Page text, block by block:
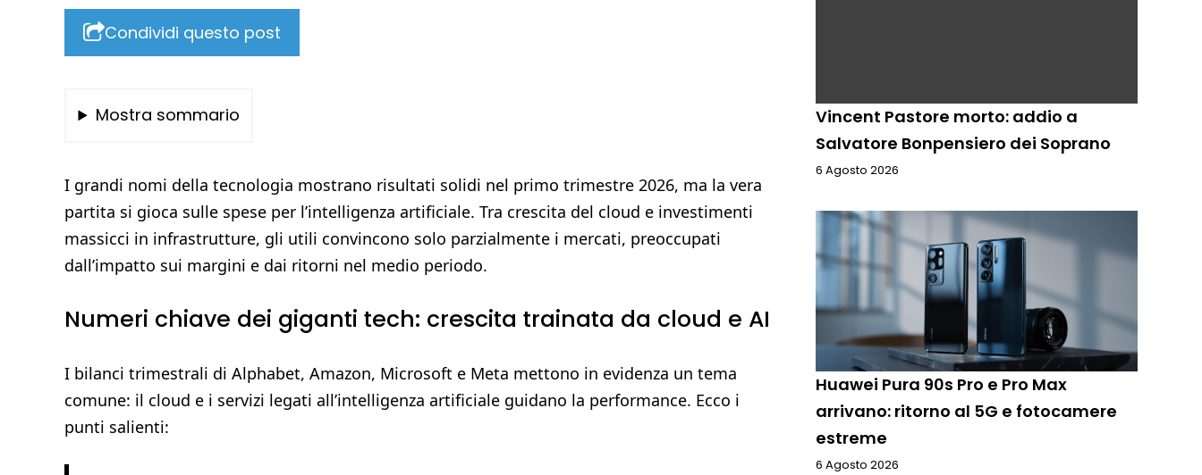
Condividi questo post
Mostra sommario
I grandi nomi della tecnologia mostrano risultati solidi nel primo trimestre 2026, ma la vera
partita si gioca sulle spese per l’intelligenza artificiale. Tra crescita del cloud e investimenti
massicci in infrastrutture, gli utili convincono solo parzialmente i mercati, preoccupati
dall’impatto sui margini e dai ritorni nel medio periodo.
Numeri chiave dei giganti tech: crescita trainata da cloud e AI
I bilanci trimestrali di Alphabet, Amazon, Microsoft e Meta mettono in evidenza un tema
comune: il cloud e i servizi legati all’intelligenza artificiale guidano la performance. Ecco i
punti salienti:
Vincent Pastore morto: addio a
Salvatore Bonpensiero dei Soprano
6 Agosto 2026
Huawei Pura 90s Pro e Pro Max
arrivano: ritorno al 5G e fotocamere
estreme
6 Agosto 2026